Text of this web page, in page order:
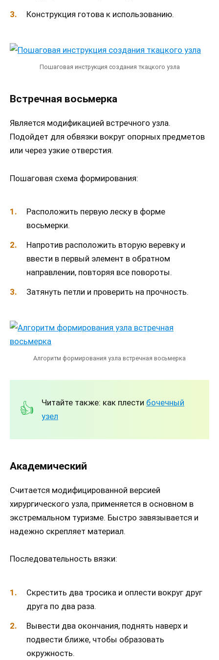
Конструкция готова к использованию.
Пошаговая инструкция создания ткацкого узла
Встречная восьмерка
Является модификацией встречного узла.
Подойдет для обвязки вокруг опорных предметов
или через узкие отверстия.
Пошаговая схема формирования:
Расположить первую леску в форме
восьмерки.
Напротив расположить вторую веревку и
ввести в первый элемент в обратном
направлении, повторяя все повороты.
Затянуть петли и проверить на прочность.
Алгоритм формирования узла встречная восьмерка
Читайте также: как плести бочечный
узел
Академический
Считается модифицированной версией
хирургического узла, применяется в основном в
экстремальном туризме. Быстро завязывается и
надежно скрепляет материал.
Последовательность вязки:
Скрестить два тросика и оплести вокруг друг
друга по два раза.
Вывести два окончания, поднять наверх и
подвести ближе, чтобы образовать
окружность.